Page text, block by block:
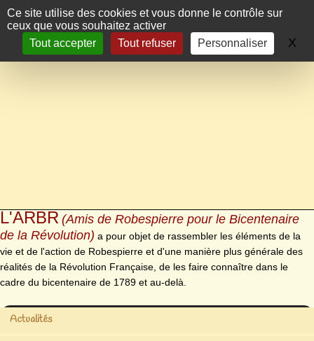
Panneau de gestion des cookies
Ce site utilise des cookies et vous donne le contrôle sur
ceux que vous souhaitez activer
Tout accepter
Tout refuser Personnaliser X
L'ARBR (Amis de Robespierre pour le Bicentenaire
de la Révolution) a pour objet de rassembler les éléments de la
vie et de l'action de Robespierre et d'une manière plus générale des
réalités de la Révolution Française, de les faire connaître dans le
cadre du bicentenaire de 1789 et au-delà.
Actualités